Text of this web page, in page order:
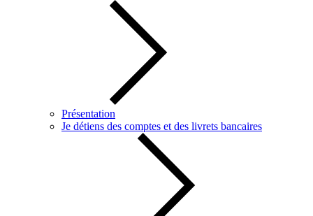
Présentation
Je détiens des comptes et des livrets bancaires